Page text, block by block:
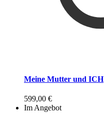
Meine Mutter und ICH
599,00 €
Im Angebot